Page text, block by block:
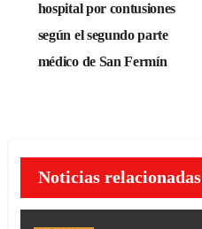
entradas
hospital por contusiones
según el segundo parte
médico de San Fermín
Noticias relacionadas